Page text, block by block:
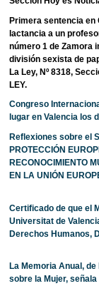
Primera sentencia en
lactancia a un
número 1 de Zamora
división sexista de
La Ley, Nº 8318,
LEY.
Congreso
lugar en Valencia los
Reflexiones sobre el
PROTECCIÓN
RECONOCIMIENTO
EN LA UNIÓN
Certificado de que el
Universitat de
Derechos Humanos,
La Memoria Anual,
sobre la Mujer,